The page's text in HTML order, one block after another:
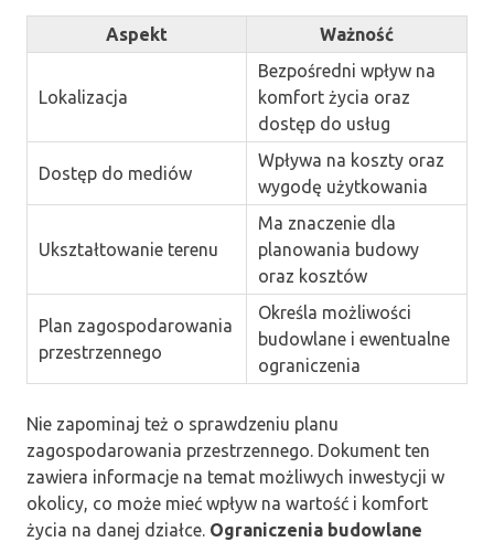
Aspekt Ważność
Lokalizacja
Bezpośredni wpływ na
komfort życia oraz
dostęp do usług
Dostęp do mediów
Wpływa na koszty oraz
wygodę użytkowania
Ukształtowanie terenu
Ma znaczenie dla
planowania budowy
oraz kosztów
Plan zagospodarowania
przestrzennego
Określa możliwości
budowlane i ewentualne
ograniczenia
Nie zapominaj też o sprawdzeniu planu
zagospodarowania przestrzennego. Dokument ten
zawiera informacje na temat możliwych inwestycji w
okolicy, co może mieć wpływ na wartość i komfort
życia na danej działce. Ograniczenia budowlane